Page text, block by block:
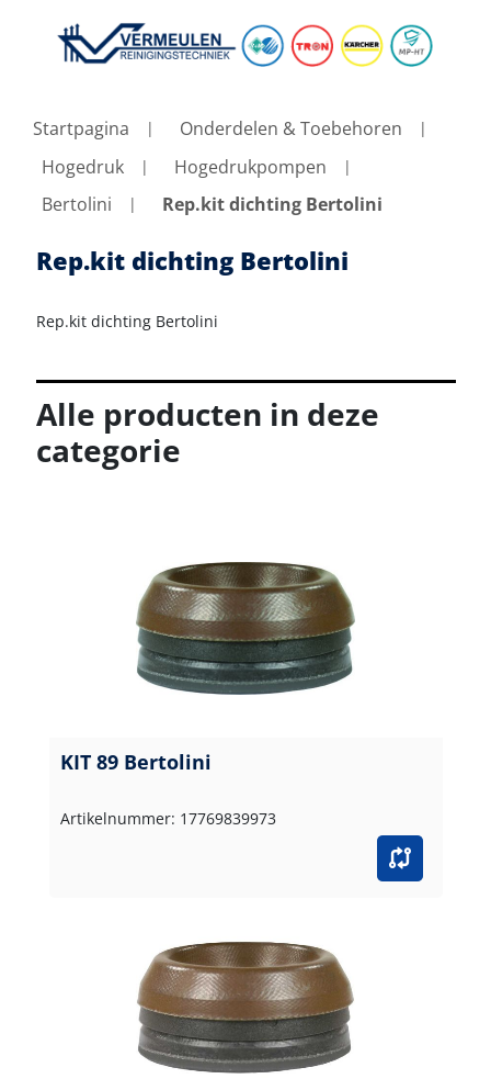
Startpagina
Onderdelen & Toebehoren
Hogedruk
Hogedrukpompen
Bertolini
Rep.kit dichting Bertolini
Rep.kit dichting Bertolini
Rep.kit dichting Bertolini
Alle producten in deze
categorie
KIT 89 Bertolini
Artikelnummer: 17769839973